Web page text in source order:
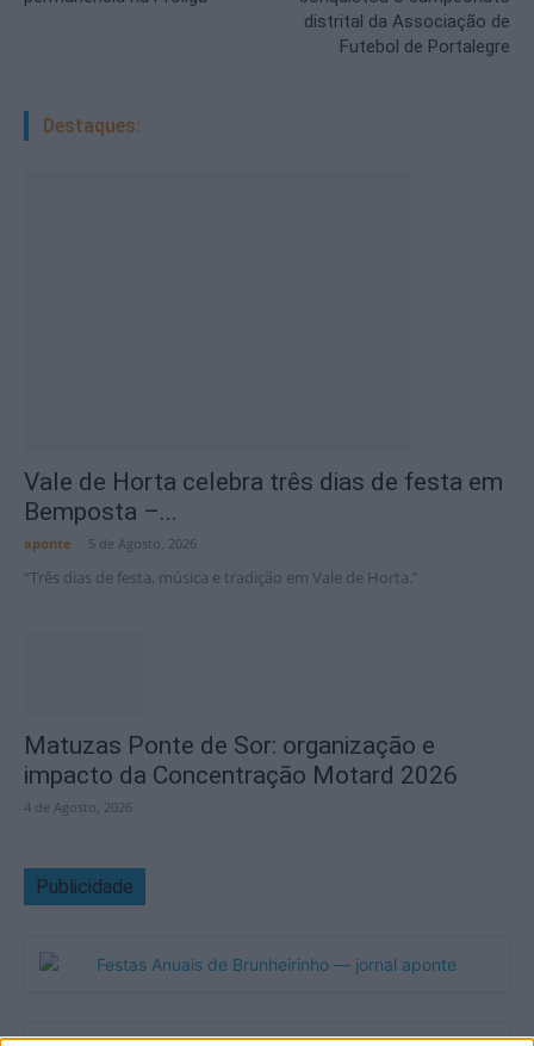
distrital da Associação de
Futebol de Portalegre
Destaques:
Vale de Horta celebra três dias de festa em
Bemposta –...
aponte 5 de Agosto, 2026
“Três dias de festa, música e tradição em Vale de Horta.”
Matuzas Ponte de Sor: organização e
impacto da Concentração Motard 2026
4 de Agosto, 2026
Publicidade